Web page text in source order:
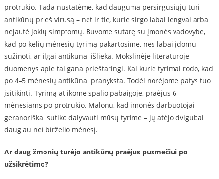
protrūkio. Tada nustatėme, kad dauguma persirgusiųjų turi
antikūnų prieš virusą – net ir tie, kurie sirgo labai lengvai arba
nejautė jokių simptomų. Buvome sutarę su įmonės vadovybe,
kad po kelių mėnesių tyrimą pakartosime, nes labai įdomu
sužinoti, ar ilgai antikūnai išlieka. Mokslinėje literatūroje
duomenys apie tai gana prieštaringi. Kai kurie tyrimai rodo, kad
po 4–5 mėnesių antikūnai pranyksta. Todėl norėjome patys tuo
įsitikinti. Tyrimą atlikome spalio pabaigoje, praėjus 6
mėnesiams po protrūkio. Malonu, kad įmonės darbuotojai
geranoriškai sutiko dalyvauti mūsų tyrime – jų atėjo dvigubai
daugiau nei birželio mėnesį.
Ar daug žmonių turėjo antikūnų praėjus pusmečiui po
užsikrėtimo?